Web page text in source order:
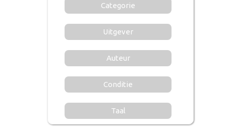
Categorie
Uitgever
Auteur
Conditie
Taal